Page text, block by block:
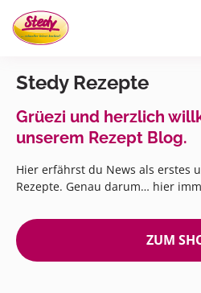
Stedy Rezepte
Grüezi und herzlich
unserem Rezept Blog.
Hier erfährst du News als erstes
Rezepte. Genau darum… hier
ZUM